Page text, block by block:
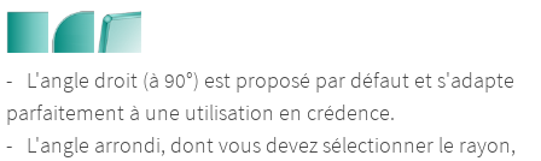
- L'angle droit (à 90°) est proposé par défaut et s'adapte
parfaitement à une utilisation en crédence.
- L'angle arrondi, dont vous devez sélectionner le rayon,